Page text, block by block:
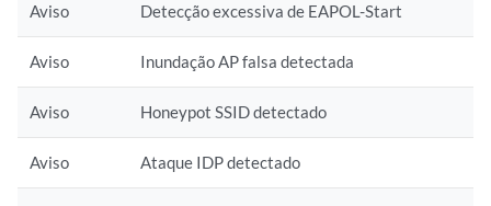
Aviso Detecção excessiva de EAPOL-Start
Aviso Inundação AP falsa detectada
Aviso Honeypot SSID detectado
Aviso Ataque IDP detectado